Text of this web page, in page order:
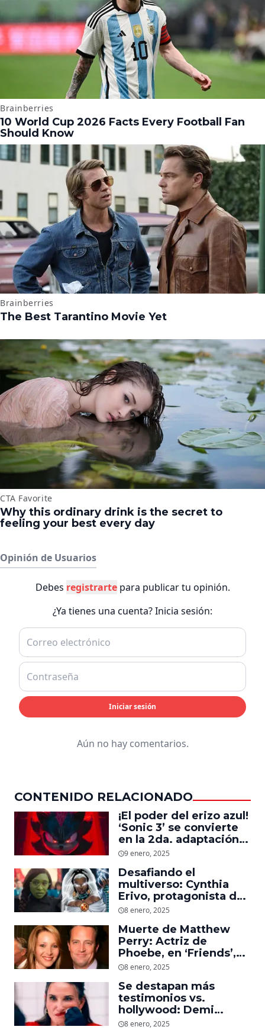
Opinión de Usuarios
Debes registrartepara publicar tu opinión.
¿Ya tienes una cuenta? Inicia sesión:
Iniciar sesión
Aún no hay comentarios.
CONTENIDO RELACIONADO
¡El poder del erizo azul!
‘Sonic 3’ se convierte
en la 2da. adaptación
de videojuegos más
en EU
9 enero, 2025
Desafiando el
multiverso: Cynthia
Erivo, protagonista de
‘Wicked’, quiere ser
8 enero, 2025
Muerte de Matthew
Perry: Actriz de
Phoebe, en ‘Friends’,
descubre un emotivo
dejó
8 enero, 2025
Se destapan más
testimonios vs.
hollywood: Demi
Moore, protagonista de
8 enero, 2025